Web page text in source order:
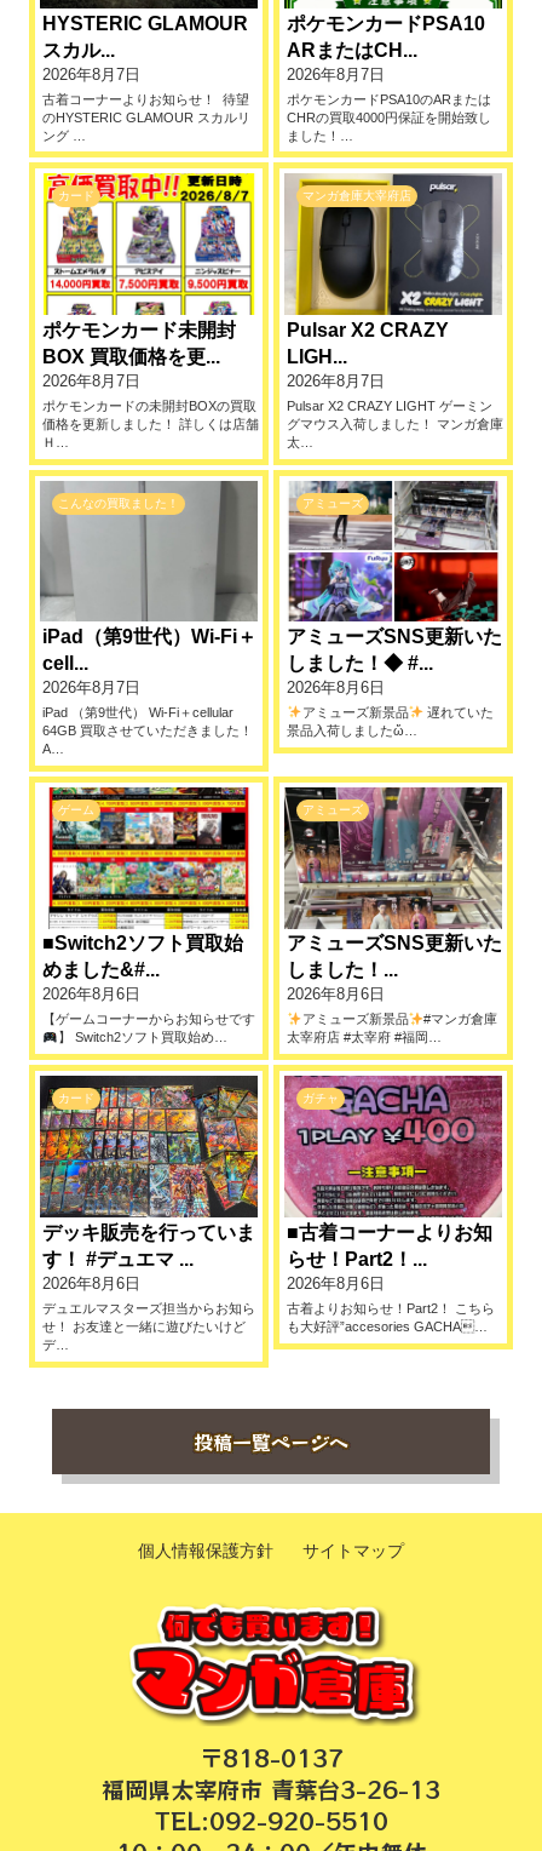
HYSTERIC GLAMOUR
スカル...
2026年8月7日
古着コーナーよりお知らせ！ ⁡ 待望
のHYSTERIC GLAMOUR スカルリ
ング …
ポケモンカードPSA10
ARまたはCH...
2026年8月7日
ポケモンカードPSA10のARまたは
CHRの買取4000円保証を開始致し
ました！…
カード
ポケモンカード未開封
BOX 買取価格を更...
2026年8月7日
ポケモンカードの未開封BOXの買取
価格を更新しました！ 詳しくは店舗
Ｈ…
マンガ倉庫大宰府店
Pulsar X2 CRAZY
LIGH...
2026年8月7日
Pulsar X2 CRAZY LIGHT ゲーミン
グマウス入荷しました！ マンガ倉庫
太…
こんなの買取ました！
iPad（第9世代）Wi-Fi＋
cell...
2026年8月7日
iPad （第9世代） Wi-Fi＋cellular
64GB 買取させていただきました！
A…
アミューズ
アミューズSNS更新いた
しました！◆ #...
2026年8月6日
アミューズ新景品
遅れていた
景品入荷しましたὤ…
ゲーム
■Switch2ソフト買取始
めました&#...
2026年8月6日
【ゲームコーナーからお知らせです
】 Switch2ソフト買取始め…
アミューズ
アミューズSNS更新いた
しました！...
2026年8月6日
アミューズ新景品
#マンガ倉庫
太宰府店 #太宰府 #福岡…
カード
デッキ販売を行っていま
す！ #デュエマ ...
2026年8月6日
デュエルマスターズ担当からお知ら
せ！ お友達と一緒に遊びたいけど
デ…
ガチャ
■古着コーナーよりお知
らせ！Part2！...
2026年8月6日
古着よりお知らせ！Part2！ こちら
も大好評”accesories GACHA…
投稿一覧ページへ
個人情報保護方針 サイトマップ
〒818-0137
福岡県太宰府市 青葉台3-26-13
TEL:092-920-5510